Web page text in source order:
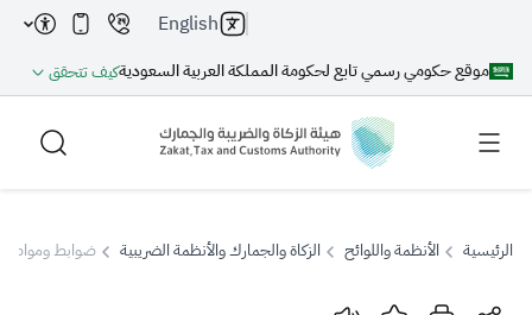
موقع حكومي رسمي تابع لحكومة المملكة العربية السعوديةكيف تتحقق
English
بحث
الرئيسية الأنظمة واللوائح الزكاة والجمارك والأنظمة الضريبية ضوابط ومواصفات